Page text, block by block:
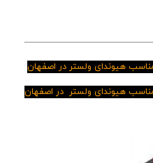
هیوندای ولستر در اصفهان